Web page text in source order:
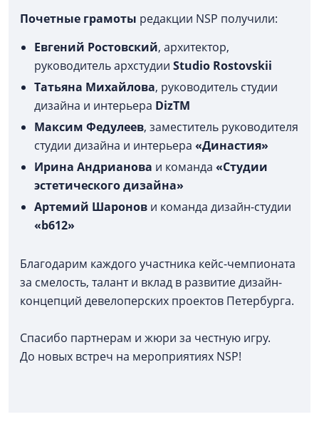
Почетные грамоты редакции NSP получили:
Евгений Ростовский, архитектор,
руководитель архстудии Studio Rostovskii
Татьяна Михайлова, руководитель студии
дизайна и интерьера DizTM
Максим Федулеев, заместитель руководителя
студии дизайна и интерьера «Династия»
Ирина Андрианова и команда «Студии
эстетического дизайна»
Артемий Шаронов и команда дизайн-студии
«b612»
Благодарим каждого участника кейс-чемпионата
за смелость, талант и вклад в развитие дизайн-
концепций девелоперских проектов Петербурга.
Спасибо партнерам и жюри за честную игру.
До новых встреч на мероприятиях NSP!